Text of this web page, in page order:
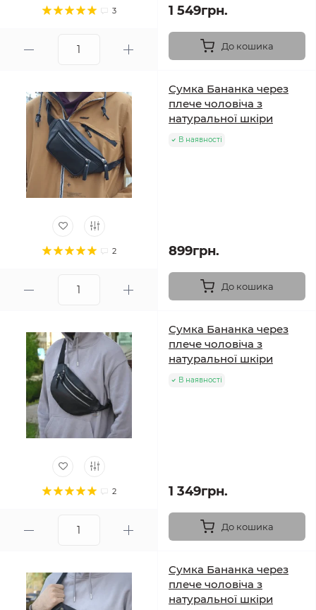
3 1 549грн.
До кошика
2
Сумка Бананка через
плече чоловіча з
натуральної шкіри
В наявності
899грн.
До кошика
2
Сумка Бананка через
плече чоловіча з
натуральної шкіри
В наявності
1 349грн.
До кошика
Сумка Бананка через
плече чоловіча з
натуральної шкіри